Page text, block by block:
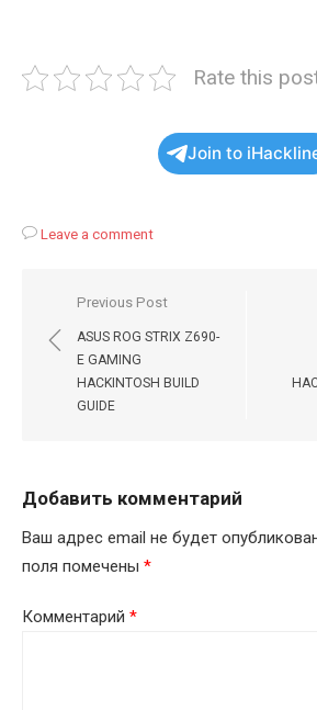
Rate this
Join to
Leave a comment
Навигация
по
записям
Previous Post
ASUS ROG STRIX Z690-
E GAMING
HACKINTOSH BUILD
GUIDE
Добавить комментарий
Ваш адрес email не будет
поля помечены *
Комментарий *